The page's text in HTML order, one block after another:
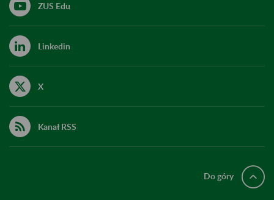
ZUS Edu
Linkedin
X
Kanał RSS
Do góry